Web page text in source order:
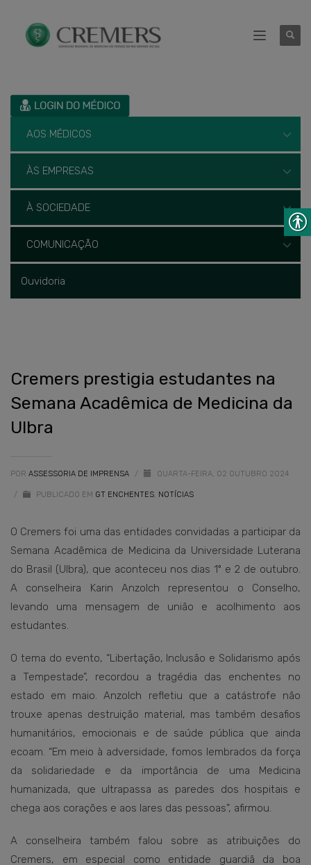
AOS MÉDICOS
ÀS EMPRESAS
À SOCIEDADE
COMUNICAÇÃO
Ouvidoria
Cremers prestigia estudantes na
Semana Acadêmica de Medicina da
Ulbra
POR ASSESSORIA DE IMPRENSA / QUARTA-FEIRA, 02 OUTUBRO 2024
/ PUBLICADO EM GT ENCHENTES, NOTÍCIAS
O Cremers foi uma das entidades convidadas a participar da
Semana Acadêmica de Medicina da Universidade Luterana
do Brasil (Ulbra), que aconteceu nos dias 1º e 2 de outubro.
A conselheira Karin Anzolch representou o Conselho,
levando uma mensagem de união e acolhimento aos
estudantes.
O tema do evento, “Libertação, Inclusão e Solidarismo após
a Tempestade”, recordou a tragédia das enchentes no
estado em maio. Anzolch refletiu que a catástrofe não
trouxe apenas destruição material, mas também desafios
humanitários, emocionais e de saúde pública que ainda
ecoam. “Em meio à adversidade, fomos lembrados da força
da solidariedade e da importância de uma Medicina
humanizada, que ultrapassa as paredes dos hospitais e
chega aos corações e aos lares das pessoas”, afirmou.
A conselheira também falou sobre as atribuições do
Cremers, em especial como entidade guardiã da boa